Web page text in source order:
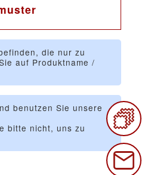
die nur zu
auf Produktname /
benutzen Sie unsere
bitte nicht, uns zu